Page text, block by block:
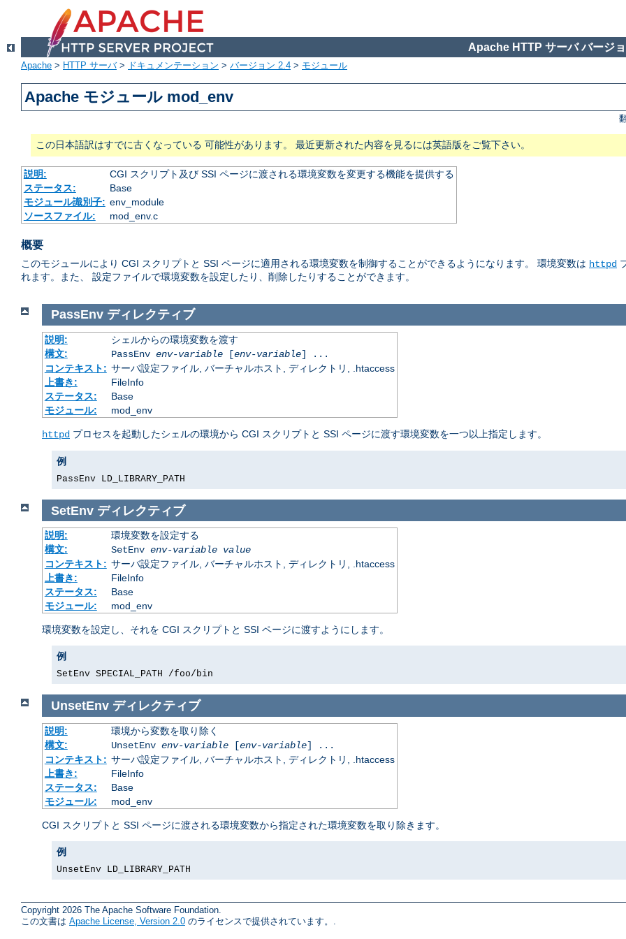
Apache HTTP サーバ バージ
Apache > HTTP サーバ> ドキュメンテーション > バージョン 2.4 > モジュール
Apache モジュール mod_env
この日本語訳はすでに古くなっている 可能性があります。 最近更新された内容を見るには英語版をご覧下さい。
説明:
CGI スクリプト及び SSI ページに渡される環境変数を変更する機能を提供する
ステータス:
Base
モジュール識別子: env_module
ソースファイル:
mod_env.c
概要
このモジュールにより CGI スクリプトと SSI ページに適用される環境変数を制御することができるようになります。 環境変数は httpd
れます。また、 設定ファイルで環境変数を設定したり、削除したりすることができます。
PassEnv ディレクティブ
説明:
シェルからの環境変数を渡す
構文:
PassEnv env-variable[env-variable] ...
コンテキスト: サーバ設定ファイル, バーチャルホスト, ディレクトリ, .htaccess
上書き:
FileInfo
ステータス:
Base
モジュール:
mod_env
httpd プロセスを起動したシェルの環境から CGI スクリプトと SSI ページに渡す環境変数を一つ以上指定します。
例
PassEnv LD_LIBRARY_PATH
SetEnv ディレクティブ
説明:
環境変数を設定する
構文:
SetEnv env-variable value
コンテキスト: サーバ設定ファイル, バーチャルホスト, ディレクトリ, .htaccess
上書き:
FileInfo
ステータス:
Base
モジュール:
mod_env
環境変数を設定し、それを CGI スクリプトと SSI ページに渡すようにします。
例
SetEnv SPECIAL_PATH /foo/bin
UnsetEnv ディレクティブ
説明:
環境から変数を取り除く
構文:
UnsetEnv env-variable[env-variable] ...
コンテキスト: サーバ設定ファイル, バーチャルホスト, ディレクトリ, .htaccess
上書き:
FileInfo
ステータス:
Base
モジュール:
mod_env
CGI スクリプトと SSI ページに渡される環境変数から指定された環境変数を取り除きます。
例
UnsetEnv LD_LIBRARY_PATH
Copyright 2026 The Apache Software Foundation.
この文書は Apache License, Version 2.0 のライセンスで提供されています。.